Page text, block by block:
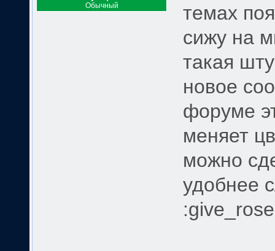
Обычный
темах
сижу на
такая
новое
форуме
меняет
можно
удобнее